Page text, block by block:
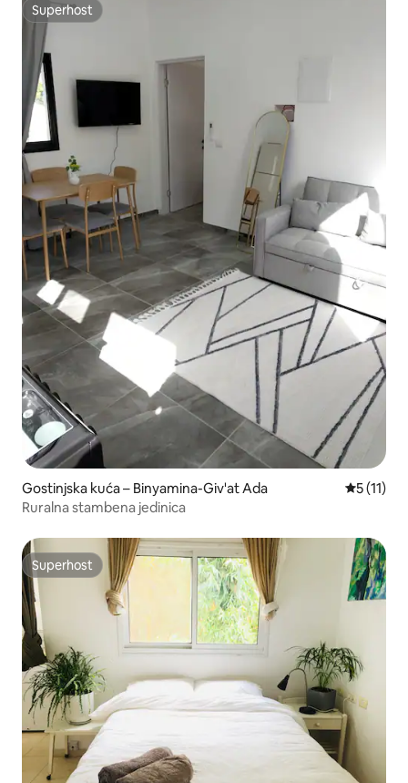
Superhost
Superhost
Gostinjska kuća – Binyamina-Giv'at Ada
5 (11)
Ruralna stambena jedinica
Superhost
Superhost